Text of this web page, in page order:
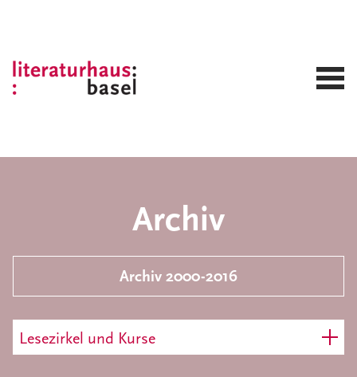
Archiv
Archiv 2000-2016
Lesezirkel und Kurse